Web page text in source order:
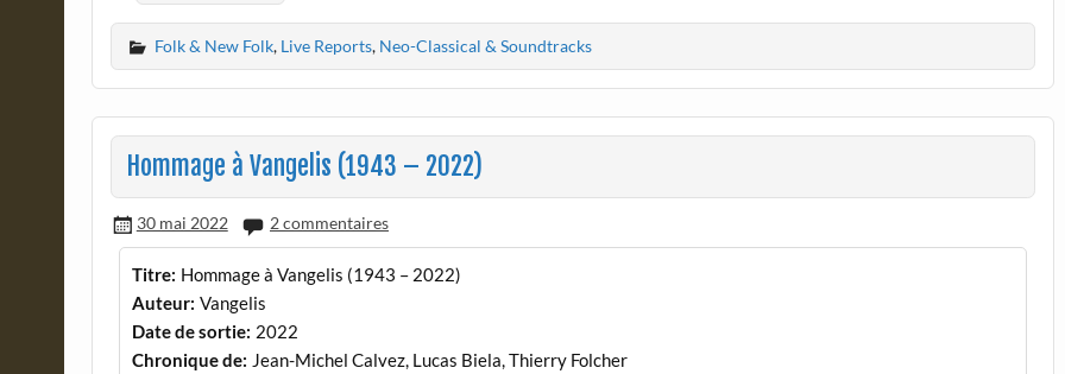
Folk & New Folk, Live Reports, Neo-Classical & Soundtracks
Hommage à Vangelis (1943 – 2022)
30 mai 2022 2 commentaires
Titre: Hommage à Vangelis (1943 – 2022)
Auteur: Vangelis
Date de sortie: 2022
Chronique de: Jean-Michel Calvez, Lucas Biela, Thierry Folcher